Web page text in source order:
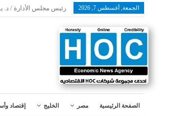
الجمعة, أغسطس 7, 2026 رئيس مجلس الأدارة / د.
الصفحة الرئيسية مصر الخليج إقتصاد